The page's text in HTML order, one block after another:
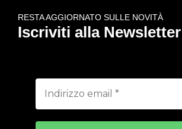
RESTA AGGIORNATO SULLE NOVITÀ
Iscriviti alla Newsletter